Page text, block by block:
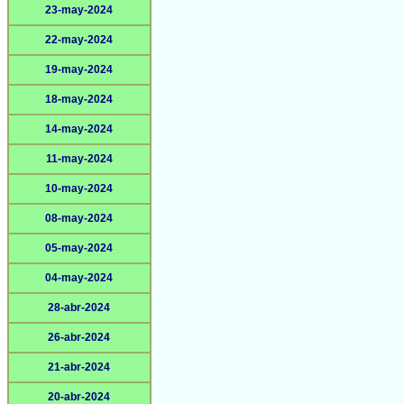
23-may-2024
22-may-2024
19-may-2024
18-may-2024
14-may-2024
11-may-2024
10-may-2024
08-may-2024
05-may-2024
04-may-2024
28-abr-2024
26-abr-2024
21-abr-2024
20-abr-2024